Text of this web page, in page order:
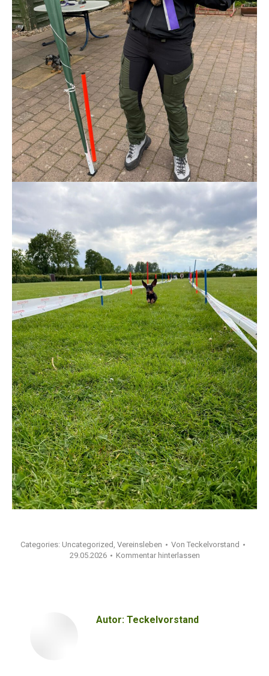
Categories: Uncategorized Vereinsleben Von Teckelvorstand
29.05.2026
Kommentar hinterlassen
Autor: Teckelvorstand